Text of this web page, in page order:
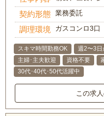
契約形態 業務委託
調理環境 ガスコンロ3口
スキマ時間勤務OK 週2〜3日
主婦･主夫歓迎
資格不要
30代･40代･50代活躍中
この求